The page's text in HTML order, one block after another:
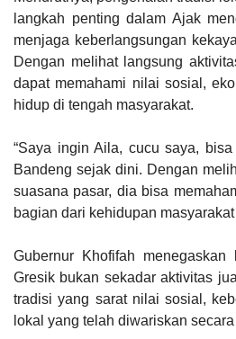
langkah penting dalam Ajak
menjaga keberlangsungan
Dengan melihat langsung
dapat memahami nilai sosial,
hidup di tengah masyarakat.
“Saya ingin Aila, cucu saya,
Bandeng sejak dini. Dengan
suasana pasar, dia bisa
bagian dari kehidupan
Gubernur Khofifah
Gresik bukan sekadar aktivitas
tradisi yang sarat nilai sosial,
lokal yang telah diwariskan